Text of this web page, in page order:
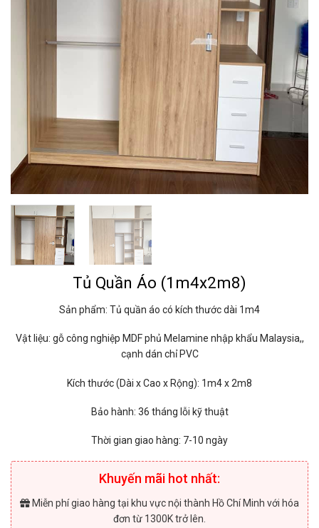
Tủ Quần Áo (1m4x2m8)
Sản phẩm: Tủ quần áo có kích thước dài 1m4
Vật liệu: gỗ công nghiệp MDF phủ Melamine nhập khẩu Malaysia,,
cạnh dán chỉ PVC
Kích thước (Dài x Cao x Rộng): 1m4 x 2m8
Bảo hành: 36 tháng lỗi kỹ thuật
Thời gian giao hàng: 7-10 ngày
Khuyến mãi hot nhất:
Miễn phí giao hàng tại khu vực nội thành Hồ Chí Minh với hóa
đơn từ 1300K trở lên.